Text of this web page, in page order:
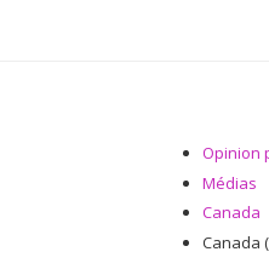
dans ces deux sociétés dès le
Opinion
Médias
Canada
Canada